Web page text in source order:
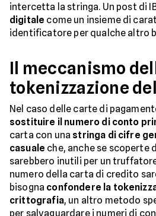
intercetta la stringa. Un post di
digitale come un insieme di
identificatore per qualche altro
Il meccanismo
tokenizzazione
Nel caso delle carte di
sostituire il numero di conto
carta con una stringa di cifre
casuale che, anche se scoperte
sarebbero inutili per un
numero della carta di credito
bisogna confondere la
crittografia, un altro metodo
per salvaguardare i numeri di